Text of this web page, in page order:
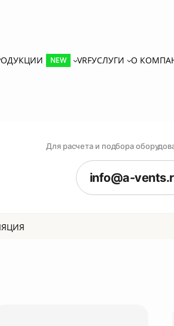
NEW VRFУСЛУГИ О
Для расчета и подбора
info@a-